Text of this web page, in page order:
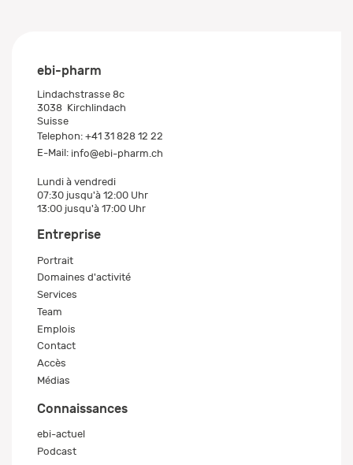
ebi-pharm
Lindachstrasse 8c
3038 Kirchlindach
Suisse
Telephon: +41 31 828 12 22
E-Mail: info@ebi-pharm.ch
Lundi à vendredi
07:30 jusqu'à 12:00 Uhr
13:00 jusqu'à 17:00 Uhr
Entreprise
Portrait
Domaines d'activité
Services
Team
Emplois
Contact
Accès
Médias
Connaissances
ebi-actuel
Podcast